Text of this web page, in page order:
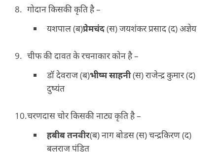
गोदान किसकी कृति है –
यशपाल (ब)प्रेमचंद(स) जयशंकर प्रसाद (द) अज्ञेय
चीफ की दावत के रचनाकार कोन है –
डॉ देवराज (ब)भीष्म साहनी(स) राजेन्द्र कुमार (द)
दुष्यंत
चरणदास चोर किसकी नाट्य कृति है –
हबीब तनवीर(ब) नाग बोडस (स) चन्द्रकिरण (द)
बलराज पंडित